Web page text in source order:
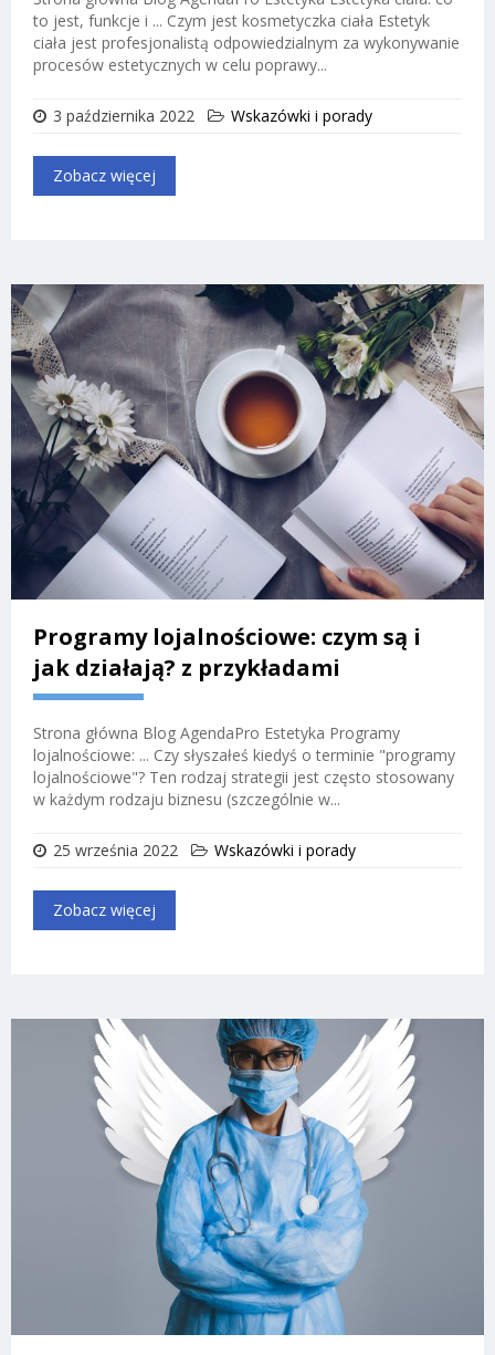
to jest, funkcje i ... Czym jest kosmetyczka ciała Estetyk
ciała jest profesjonalistą odpowiedzialnym za wykonywanie
procesów estetycznych w celu poprawy...
3 października 2022 Wskazówki i porady
Zobacz więcej
Programy lojalnościowe: czym są i
jak działają? z przykładami
Strona główna Blog AgendaPro Estetyka Programy
lojalnościowe: ... Czy słyszałeś kiedyś o terminie "programy
lojalnościowe"? Ten rodzaj strategii jest często stosowany
w każdym rodzaju biznesu (szczególnie w...
25 września 2022 Wskazówki i porady
Zobacz więcej